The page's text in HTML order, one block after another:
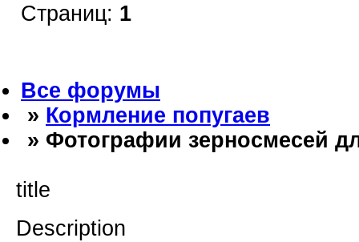
Страниц: 1
Все форумы
» Кормление попугаев
» Фотографии зерносмесей
title
Description